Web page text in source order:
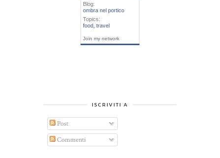
Blog:
ombra nel portico
Topics:
food travel
Join my network
ISCRIVITI A
Post
Commenti